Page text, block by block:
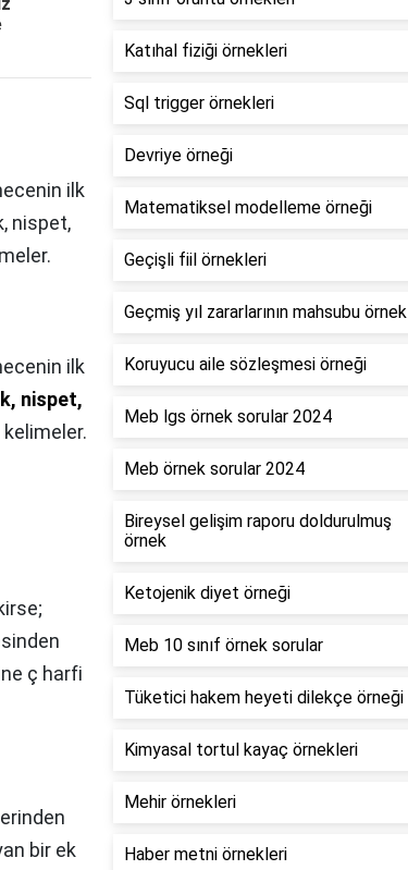
ilk
nispet,
ilk
nispet,
kelimeler.
ç harfi
bir ek
Katıhal fiziği örnekleri
Sql trigger örnekleri
Devriye örneği
Matematiksel modelleme örneği
Geçişli fiil örnekleri
Geçmiş yıl zararlarının mahsubu örnek
Koruyucu aile sözleşmesi örneği
Meb lgs örnek sorular 2024
Meb örnek sorular 2024
Bireysel gelişim raporu doldurulmuş
örnek
Ketojenik diyet örneği
Meb 10 sınıf örnek sorular
Tüketici hakem heyeti dilekçe örneği
Kimyasal tortul kayaç örnekleri
Mehir örnekleri
Haber metni örnekleri